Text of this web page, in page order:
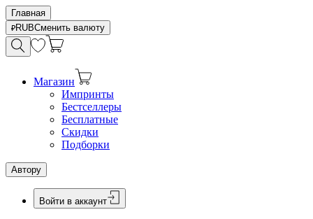
Главная
RUBСменить валюту
Магазин
Импринты
Бестселлеры
Бесплатные
Скидки
Подборки
Автору
Войти в аккаунт